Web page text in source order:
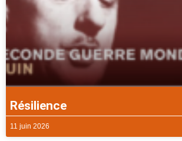
Résilience
11 juin 2026